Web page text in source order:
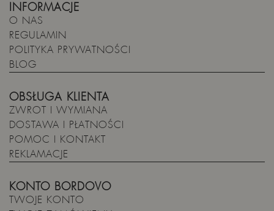
INFORMACJE
O NAS
REGULAMIN
POLITYKA PRYWATNOŚCI
BLOG
OBSŁUGA KLIENTA
ZWROT I WYMIANA
DOSTAWA I PŁATNOŚCI
POMOC I KONTAKT
REKLAMACJE
KONTO BORDOVO
TWOJE KONTO